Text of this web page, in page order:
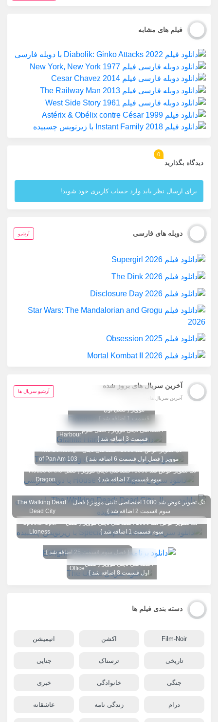
فیلم های مشابه
دیدگاه بگذارید
0
برای ارسال نظر باید وارد حساب کاربری خود شوید!
دوبله های فارسی آرشیو
آخرین سریال های بروز شده
آخرین سریال های بروز شده
آرشیو سریال ها
موویز { فصل اول
قسمت 1 اضافه شد }
تگ تصویر عوض شد 1080
اختصاصی تاینی موویز { فصل سوم
قسمت 3 اضافه شد }
Granite
Harbour
تگ تصویر عوض شد 1080 اختصاصی تاینی
موویز { فصل اول قسمت 6 اضافه شد }
The Bombing
of Pan Am 103
تگ تصویر عوض شد 1080 اختصاصی تاینی موویز { فصل
سوم قسمت 7 اضافه شد }
House of the
Dragon
تگ تصویر عوض شد 1080 اختصاصی تاینی موویز { فصل
سوم قسمت 2 اضافه شد }
The Walking Dead:
Dead City
تگ تصویر عوض شد 1080 اختصاصی تاینی موویز { فصل
سوم قسمت 1 اضافه شد }
Special Ops:
Lioness
{ فصل سوم قسمت 25 اضافه شد }
تگ تصویر عوض شد 1080
اختصاصی تاینی موویز { فصل
اول قسمت 8 اضافه شد }
The
Office
دسته بندی فیلم ها
Film-Noir اکشن انیمیشن
تاریخی ترسناک جنایی
جنگی خانوادگی خبری
درام زندگی نامه عاشقانه